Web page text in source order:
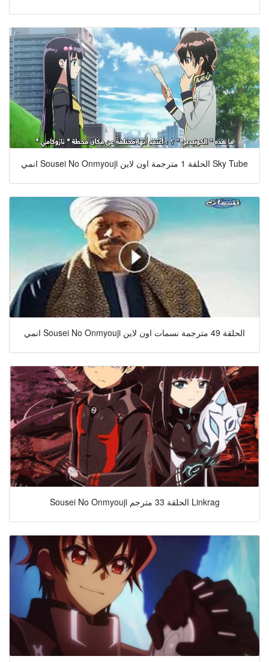
انمي Sousei No Onmyouji الحلقة 1 مترجمة اون لاين Sky Tube
انمي Sousei No Onmyouji الحلقة 49 مترجمة نسمات اون لاين
Sousei No Onmyouji الحلقة 33 مترجم Linkrag